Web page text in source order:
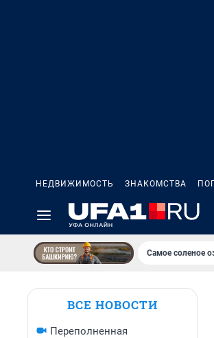
НЕДВИЖИМОСТЬ ЗНАКОМСТВА
Самое соленое
ВСЕ НОВОСТИ
Переполненная